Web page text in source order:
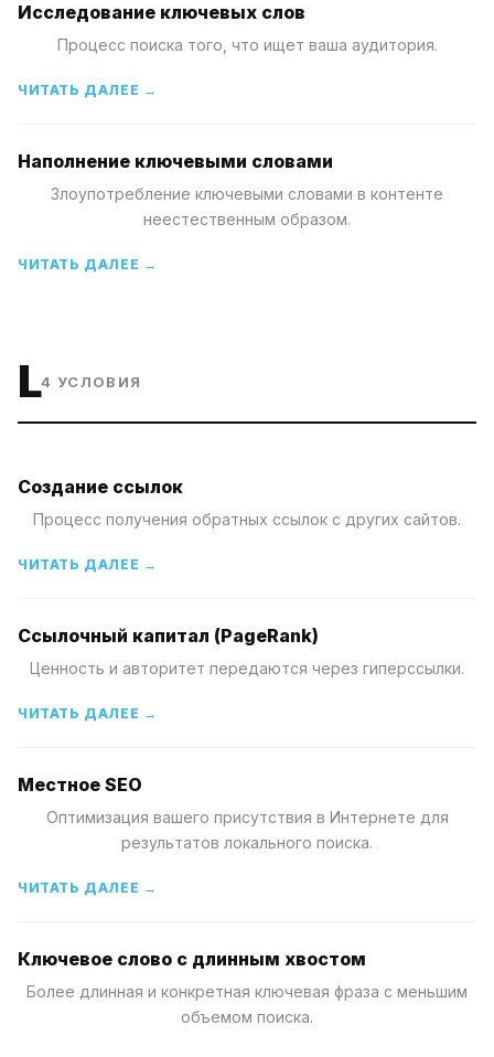
Исследование ключевых слов
Процесс поиска того, что ищет ваша аудитория.
ЧИТАТЬ ДАЛЕЕ →
Наполнение ключевыми словами
Злоупотребление ключевыми словами в контенте
неестественным образом.
ЧИТАТЬ ДАЛЕЕ →
L4 УСЛОВИЯ
Создание ссылок
Процесс получения обратных ссылок с других сайтов.
ЧИТАТЬ ДАЛЕЕ →
Ссылочный капитал (PageRank)
Ценность и авторитет передаются через гиперссылки.
ЧИТАТЬ ДАЛЕЕ →
Местное SEO
Оптимизация вашего присутствия в Интернете для
результатов локального поиска.
ЧИТАТЬ ДАЛЕЕ →
Ключевое слово с длинным хвостом
Более длинная и конкретная ключевая фраза с меньшим
объемом поиска.